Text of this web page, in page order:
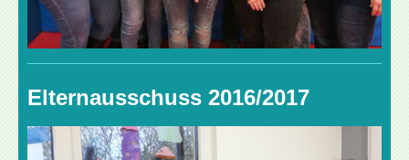
Elternausschuss 2016/2017